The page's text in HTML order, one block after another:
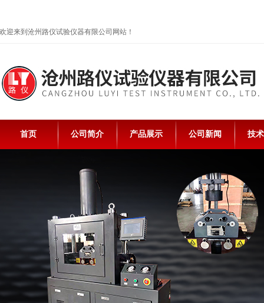
欢迎来到沧州路仪试验仪器有限公司网站！
首页 公司简介 产品展示 公司新闻 技